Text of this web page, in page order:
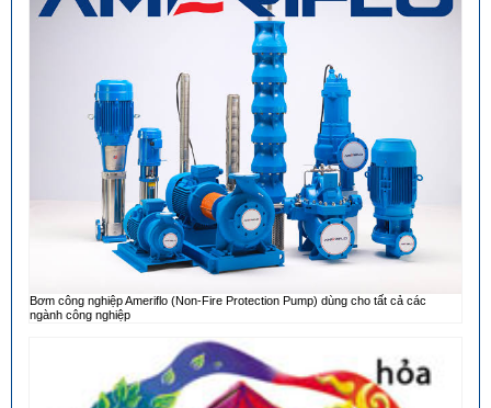
Bơm công nghiệp Ameriflo (Non-Fire Protection Pump) dùng cho tất cả các
ngành công nghiệp